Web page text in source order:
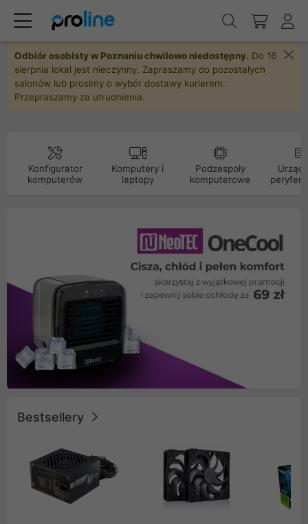
Odbiór osobisty w Poznaniu chwilowo niedostępny. Do 16
sierpnia lokal jest nieczynny. Zapraszamy do pozostałych
salonów lub prosimy o wybór dostawy kurierem.
Przepraszamy za utrudnienia.
Konfigurator
komputerów
Komputery i
laptopy
Podzespoły
komputerowe
Bestsellery